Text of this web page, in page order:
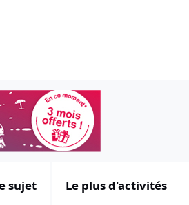
sujet Le plus d'activités